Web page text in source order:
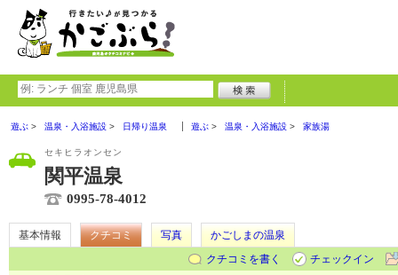
遊ぶ 温泉・入浴施設 日帰り温泉 遊ぶ 温泉・入浴施設 家族湯
セキヒラオンセン
関平温泉
0995-78-4012
基本情報 クチコミ 写真
かごしまの温泉
クチコミを書く
チェックイン